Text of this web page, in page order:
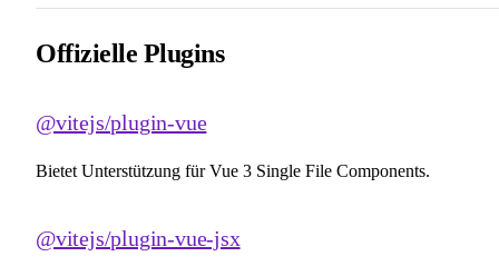
Offizielle Plugins
@vitejs/plugin-vue
Bietet Unterstützung für Vue 3 Single File Components.
@vitejs/plugin-vue-jsx